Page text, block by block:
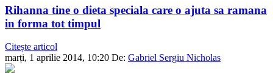
Rihanna tine o dieta speciala care o ajuta sa ramana
in forma tot timpul
Citește articol
marți, 1 aprilie 2014, 10:20 De: Gabriel Sergiu Nicholas